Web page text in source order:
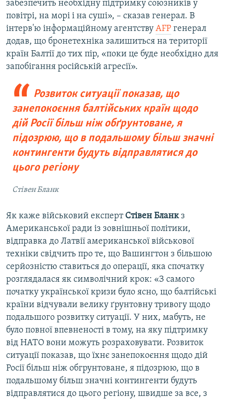
забезпечить необхідну підтримку союзників у
повітрі, на морі і на суші», – сказав генерал. В
інтерв'ю інформаційному агентству AFP генерал
додав, що бронетехніка залишиться на території
країн Балтії до тих пір, «поки це буде необхідно для
запобігання російській агресії».
Розвиток ситуації показав, що
занепокоєння балтійських країн щодо
дій Росії більш ніж обґрунтоване, я
підозрюю, що в подальшому більш значні
контингенти будуть відправлятися до
цього регіону
Стівен Бланк
Як каже військовий експерт Стівен Бланкз
Американської ради із зовнішньої політики,
відправка до Латвії американської військової
техніки свідчить про те, що Вашингтон з більшою
серйозністю ставиться до операції, яка спочатку
розглядалася як символічний крок: «З самого
початку української кризи було ясно, що балтійські
країни відчували велику ґрунтовну тривогу щодо
подальшого розвитку ситуації. У них, мабуть, не
було повної впевненості в тому, на яку підтримку
від НАТО вони можуть розраховувати. Розвиток
ситуації показав, що їхнє занепокоєння щодо дій
Росії більш ніж обгрунтоване, я підозрюю, що в
подальшому більш значні контингенти будуть
відправлятися до цього регіону, швидше за все, з